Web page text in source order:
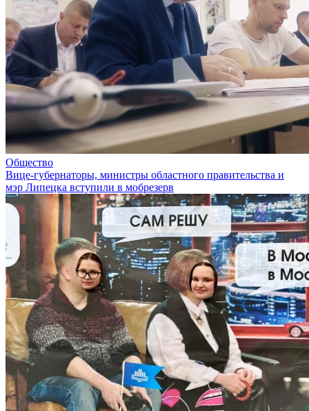
Общество
Вице-губернаторы, министры областного правительства и
мэр Липецка вступили в мобрезерв